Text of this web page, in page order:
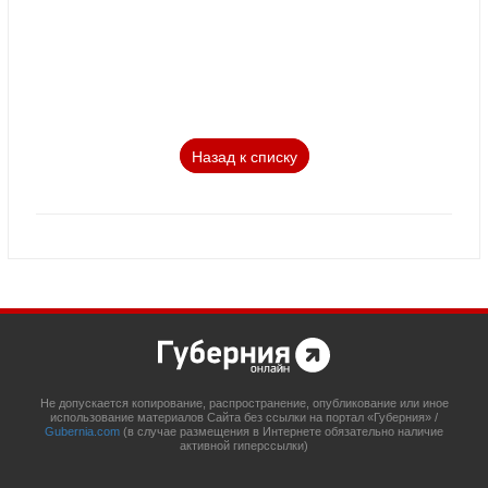
Назад к списку
Не допускается копирование, распространение, опубликование или иное
использование материалов Сайта без ссылки на портал «Губерния» /
Gubernia.com (в случае размещения в Интернете обязательно наличие
активной гиперссылки)